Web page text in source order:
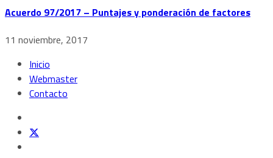
Acuerdo 97/2017 – Puntajes y ponderación de factores
11 noviembre, 2017
Inicio
Webmaster
Contacto